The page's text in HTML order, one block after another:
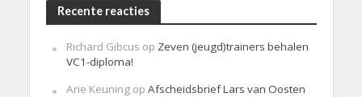
Recente reacties
Richard Gibcus op Zeven (jeugd)trainers behalen
VC1-diploma!
Arie Keuningop Afscheidsbrief Lars van Oosten